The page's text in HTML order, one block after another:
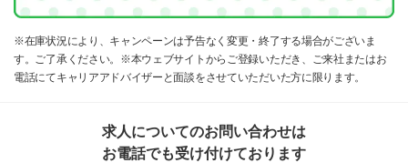
※在庫状況により、キャンペーンは予告なく変更・終了する場合がございま
す。ご了承ください。※本ウェブサイトからご登録いただき、ご来社またはお
電話にてキャリアアドバイザーと面談をさせていただいた方に限ります。
求人についてのお問い合わせは
お電話でも受け付けております